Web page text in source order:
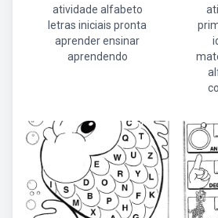
atividade alfabeto
letras iniciais pronta
aprender ensinar
aprendendo